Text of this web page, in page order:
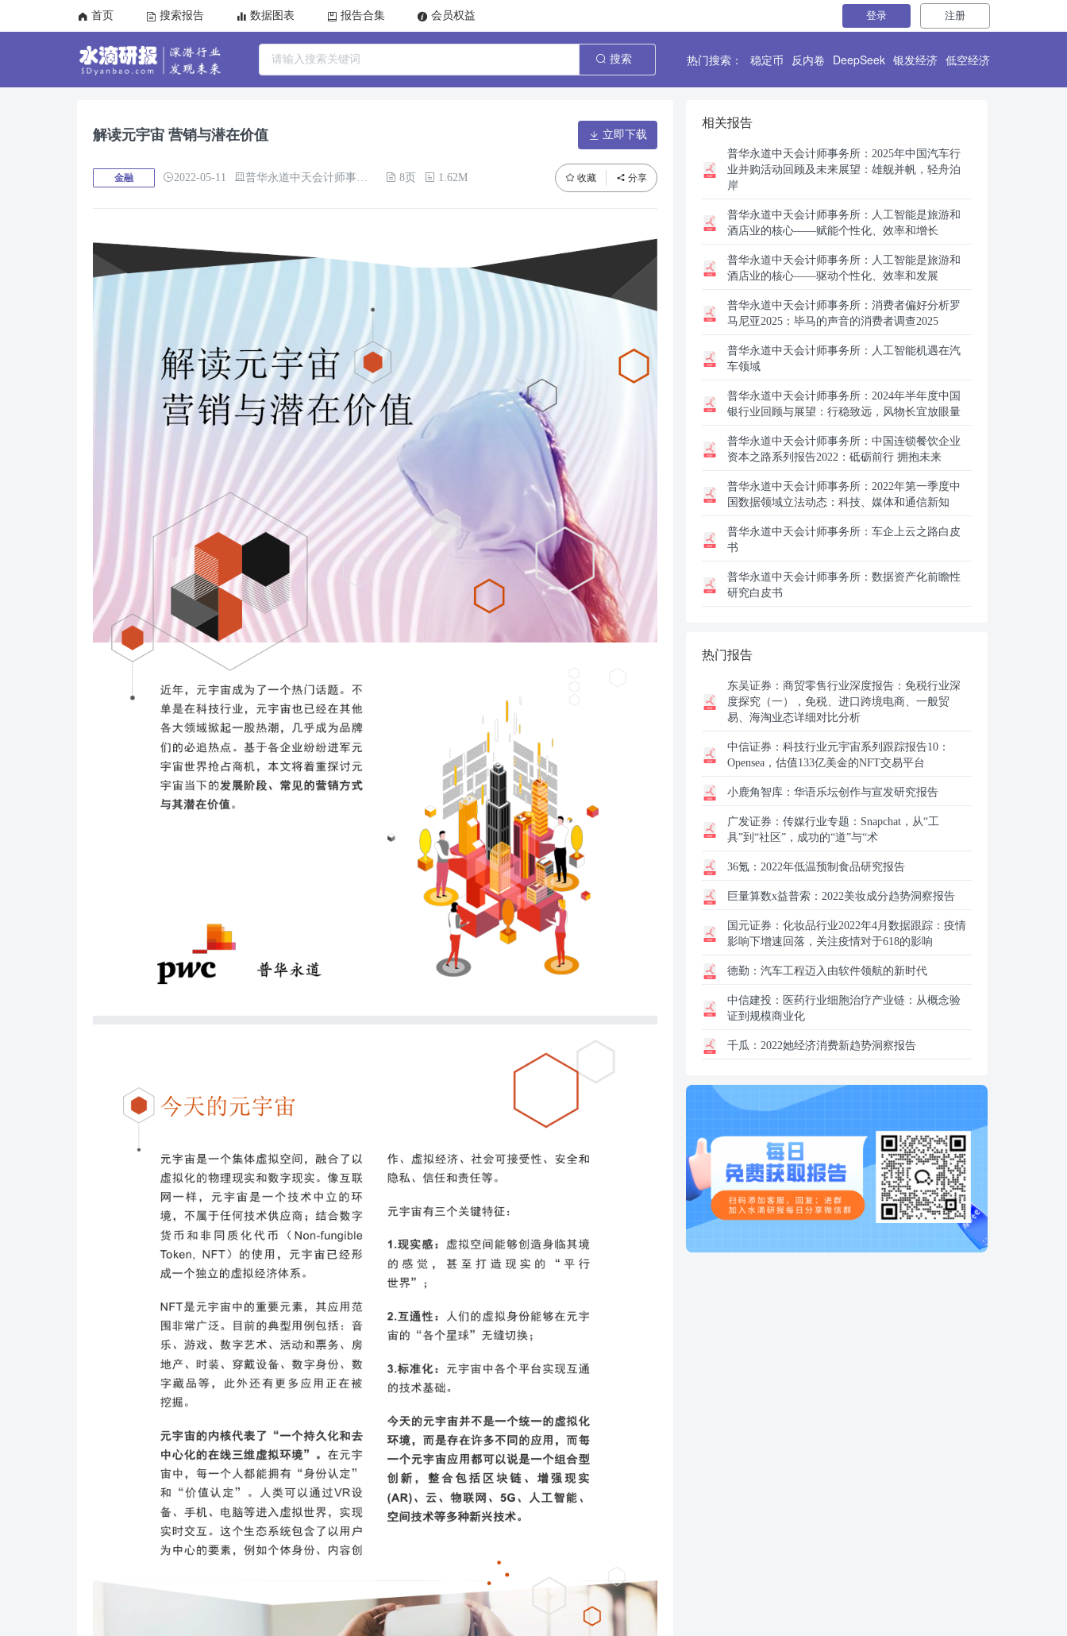
首页 搜索报告 数据图表 报告合集 会员权益 登录 注册
搜索 热门搜索： 稳定币 反内卷 DeepSeek 银发经济 低空经济
解读元宇宙 营销与潜在价值 立即下载
金融 2022-05-11 普华永道中天会计师事务所 8页 1.62M 收藏 分享
相关报告
普华永道中天会计师事务所： 2025年中国汽车行
业并购活动回顾及未来展望：雄舰并帆，轻舟泊
岸
普华永道中天会计师事务所： 人工智能是旅游和
酒店业的核心——赋能个性化、效率和增长
普华永道中天会计师事务所： 人工智能是旅游和
酒店业的核心——驱动个性化、效率和发展
普华永道中天会计师事务所： 消费者偏好分析罗
马尼亚2025：毕马的声音的消费者调查2025
普华永道中天会计师事务所： 人工智能机遇在汽
车领域
普华永道中天会计师事务所： 2024年半年度中国
银行业回顾与展望：行稳致远，风物长宜放眼量
普华永道中天会计师事务所： 中国连锁餐饮企业
资本之路系列报告2022：砥砺前行 拥抱未来
普华永道中天会计师事务所： 2022年第一季度中
国数据领域立法动态：科技、媒体和通信新知
普华永道中天会计师事务所： 车企上云之路白皮
书
普华永道中天会计师事务所： 数据资产化前瞻性
研究白皮书
热门报告
东吴证券： 商贸零售行业深度报告：免税行业深
度探究（一），免税、进口跨境电商、一般贸
易、海淘业态详细对比分析
中信证券： 科技行业元宇宙系列跟踪报告10：
Opensea，估值133亿美金的NFT交易平台
小鹿角智库： 华语乐坛创作与宣发研究报告
广发证券： 传媒行业专题：Snapchat，从“工
具”到“社区”，成功的“道”与“术
36氪： 2022年低温预制食品研究报告
巨量算数x益普索： 2022美妆成分趋势洞察报告
国元证券： 化妆品行业2022年4月数据跟踪：疫情
影响下增速回落，关注疫情对于618的影响
德勤： 汽车工程迈入由软件领航的新时代
中信建投： 医药行业细胞治疗产业链：从概念验
证到规模商业化
千瓜： 2022她经济消费新趋势洞察报告